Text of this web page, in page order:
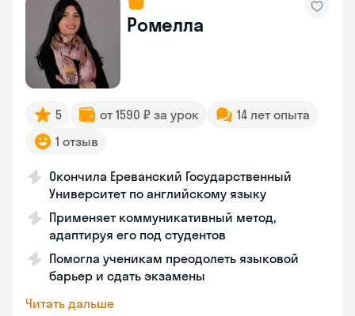
Ромелла
5 от 1590 ₽ за урок
14 лет опыта
1 отзыв
Окончила Ереванский Государственный
Университет по английскому языку
Применяет коммуникативный метод,
адаптируя его под студентов
Помогла ученикам преодолеть языковой
барьер и сдать экзамены
Читать дальше